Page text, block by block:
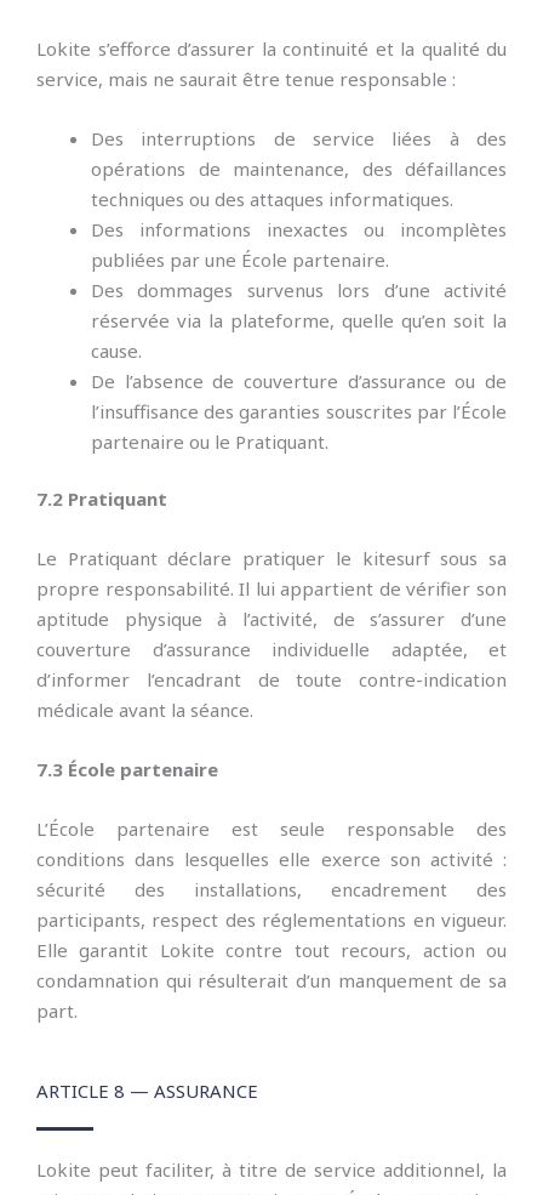
Lokite s’efforce d’assurer la continuité et la qualité du
service, mais ne saurait être tenue responsable :
Des interruptions de service liées à des
opérations de maintenance, des défaillances
techniques ou des attaques informatiques.
Des informations inexactes ou incomplètes
publiées par une École partenaire.
Des dommages survenus lors d’une activité
réservée via la plateforme, quelle qu’en soit la
cause.
De l’absence de couverture d’assurance ou de
l’insuffisance des garanties souscrites par l’École
partenaire ou le Pratiquant.
7.2 Pratiquant
Le Pratiquant déclare pratiquer le kitesurf sous sa
propre responsabilité. Il lui appartient de vérifier son
aptitude physique à l’activité, de s’assurer d’une
couverture d’assurance individuelle adaptée, et
d’informer l’encadrant de toute contre-indication
médicale avant la séance.
7.3 École partenaire
L’École partenaire est seule responsable des
conditions dans lesquelles elle exerce son activité :
sécurité des installations, encadrement des
participants, respect des réglementations en vigueur.
Elle garantit Lokite contre tout recours, action ou
condamnation qui résulterait d’un manquement de sa
part.
ARTICLE 8 — ASSURANCE
Lokite peut faciliter, à titre de service additionnel, la